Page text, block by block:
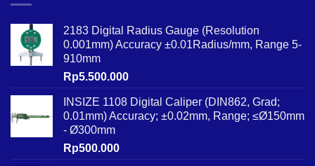
2183 Digital Radius Gauge (Resolution
0.001mm) Accuracy ±0.01Radius/mm, Range 5-
910mm
Rp5.500.000
INSIZE 1108 Digital Caliper (DIN862, Grad;
0.01mm) Accuracy; ±0.02mm, Range; ≤Ø150mm
- Ø300mm
Rp500.000